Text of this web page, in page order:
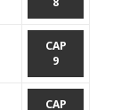
CAP
9
CAP